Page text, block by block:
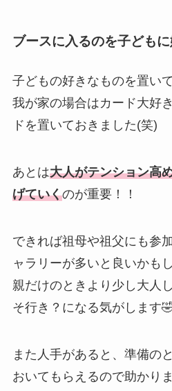
ブースに入るのを子ども
子どもの好きなものを置い
我が家の場合はカード大好
ドを置いておきました(笑)
あとは大人がテンション高
げていくのが重要！！
できれば祖母や祖父にも参
ャラリーが多いと良いかも
親だけのときより少し大人
そ行き？になる気がします
また人手があると、準備の
おいてもらえるので助かり